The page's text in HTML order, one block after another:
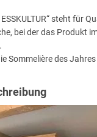
steht für
bei der das Produkt
Sommelière des
ab 19:00 Uhr
19:00 Uhr bis 20:00 Uhr